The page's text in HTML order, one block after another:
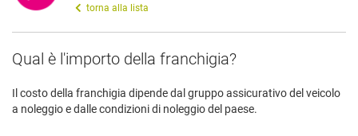
torna alla lista
​Qual è l'importo della franchigia?
Il costo della franchigia dipende dal gruppo assicurativo del veicolo
a noleggio e dalle condizioni di noleggio del paese.